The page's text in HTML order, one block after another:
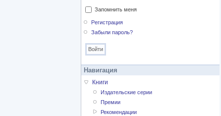
Запомнить меня
Регистрация
Забыли пароль?
Навигация
Книги
Издательские серии
Премии
Рекомендации